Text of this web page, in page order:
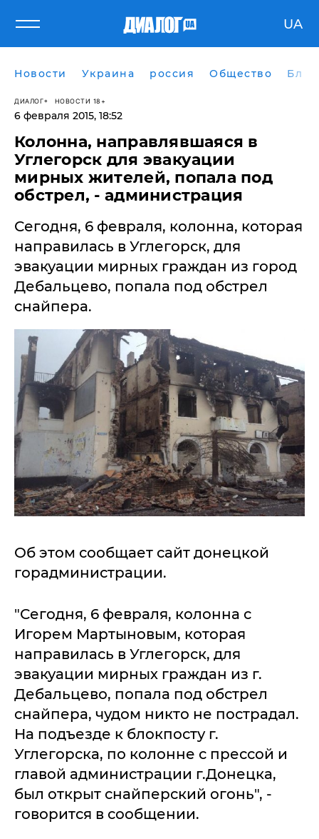
UA
Новости Украина россия Общество
ДИАЛОГ НОВОСТИ 18+
6 февраля 2015, 18:52
Колонна, направлявшаяся в
Углегорск для эвакуации
мирных жителей, попала под
обстрел, - администрация
Сегодня, 6 февраля, колонна, которая
направилась в Углегорск, для
эвакуации мирных граждан из город
Дебальцево, попала под обстрел
снайпера.
Об этом сообщает сайт донецкой
горадминистрации.
"Сегодня, 6 февраля, колонна с
Игорем Мартыновым, которая
направилась в Углегорск, для
эвакуации мирных граждан из г.
Дебальцево, попала под обстрел
снайпера, чудом никто не пострадал.
На подъезде к блокпосту г.
Углегорска, по колонне с прессой и
главой администрации г.Донецка,
был открыт снайперский огонь", -
говорится в сообщении.